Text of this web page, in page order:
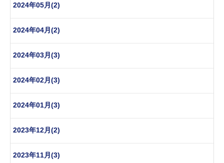
2024年05月(2)
2024年04月(2)
2024年03月(3)
2024年02月(3)
2024年01月(3)
2023年12月(2)
2023年11月(3)